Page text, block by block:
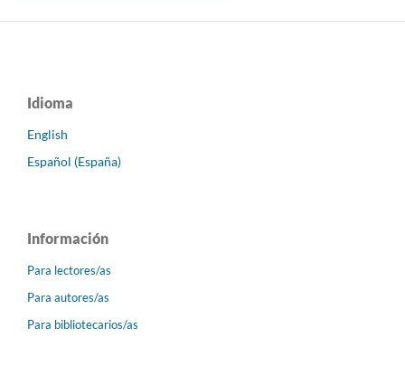
Idioma
English
Español (España)
Información
Para lectores/as
Para autores/as
Para bibliotecarios/as